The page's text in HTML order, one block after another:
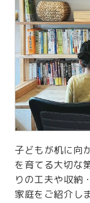
子どもが机に向
を育てる大切な
りの工夫や収納
家庭をご紹介し